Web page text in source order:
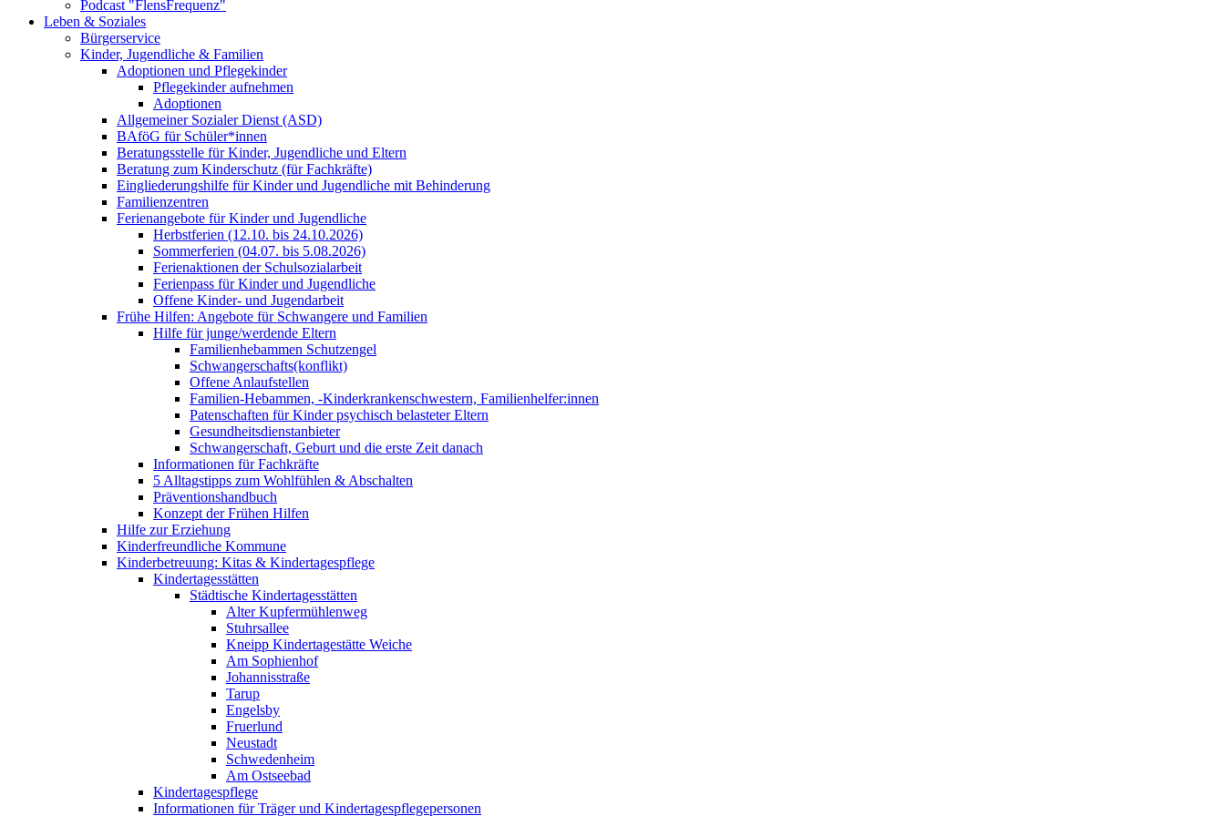
Podcast "FlensFrequenz"
Leben & Soziales
Bürgerservice
Kinder, Jugendliche & Familien
Adoptionen und Pflegekinder
Pflegekinder aufnehmen
Adoptionen
Allgemeiner Sozialer Dienst (ASD)
BAföG für Schüler*innen
Beratungsstelle für Kinder, Jugendliche und Eltern
Beratung zum Kinderschutz (für Fachkräfte)
Eingliederungshilfe für Kinder und Jugendliche mit Behinderung
Familienzentren
Ferienangebote für Kinder und Jugendliche
Herbstferien (12.10. bis 24.10.2026)
Sommerferien (04.07. bis 5.08.2026)
Ferienaktionen der Schulsozialarbeit
Ferienpass für Kinder und Jugendliche
Offene Kinder- und Jugendarbeit
Frühe Hilfen: Angebote für Schwangere und Familien
Hilfe für junge/werdende Eltern
Familienhebammen Schutzengel
Schwangerschafts(konflikt)
Offene Anlaufstellen
Familien-Hebammen, -Kinderkrankenschwestern, Familienhelfer:innen
Patenschaften für Kinder psychisch belasteter Eltern
Gesundheitsdienstanbieter
Schwangerschaft, Geburt und die erste Zeit danach
Informationen für Fachkräfte
5 Alltagstipps zum Wohlfühlen & Abschalten
Präventionshandbuch
Konzept der Frühen Hilfen
Hilfe zur Erziehung
Kinderfreundliche Kommune
Kinderbetreuung: Kitas & Kindertagespflege
Kindertagesstätten
Städtische Kindertagesstätten
Alter Kupfermühlenweg
Stuhrsallee
Kneipp Kindertagestätte Weiche
Am Sophienhof
Johannisstraße
Tarup
Engelsby
Fruerlund
Neustadt
Schwedenheim
Am Ostseebad
Kindertagespflege
Informationen für Träger und Kindertagespflegepersonen